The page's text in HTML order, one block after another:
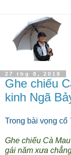
27 thg 8, 2018
Ghe chiếu
kinh Ngã
Trong bài vọng cổ
Ghe chiếu Cà
gái năm xưa